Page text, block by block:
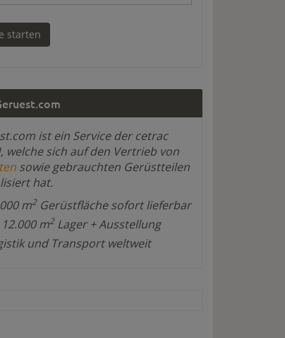
ist ein Service der cetrac
welche sich auf den Vertrieb von
sowie gebrauchten Gerüstteilen
hat.
m2Gerüstfläche sofort lieferbar
12.000 m2Lager + Ausstellung
und Transport weltweit